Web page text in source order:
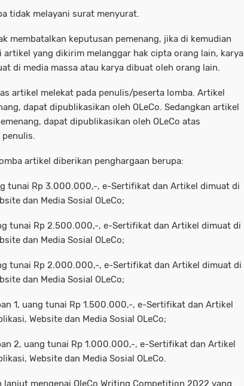
tidak melayani surat menyurat.
membatalkan keputusan pemenang, jika di kemudian
yang dikirim melanggar hak cipta orang lain, karya
di media massa atau karya dibuat oleh orang lain.
artikel melekat pada penulis/peserta lomba. Artikel
dapat dipublikasikan oleh OLeCo. Sedangkan artikel
dapat dipublikasikan oleh OLeCo atas
artikel diberikan penghargaan berupa:
tunai Rp 3.000.000,-, e-Sertifikat dan Artikel dimuat di
dan Media Sosial OLeCo;
tunai Rp 2.500.000,-, e-Sertifikat dan Artikel dimuat di
dan Media Sosial OLeCo;
tunai Rp 2.000.000,-, e-Sertifikat dan Artikel dimuat di
dan Media Sosial OLeCo;
1, uang tunai Rp 1.500.000,-, e-Sertifikat dan Artikel
Website dan Media Sosial OLeCo;
2, uang tunai Rp 1.000.000,-, e-Sertifikat dan Artikel
Website dan Media Sosial OLeCo.
lanjut mengenai OleCo Writing Competition 2022 yang